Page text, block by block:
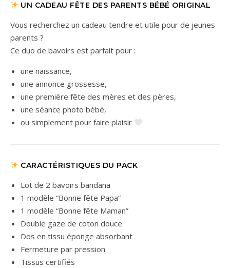
UN CADEAU FÊTE DES PARENTS BÉBÉ ORIGINAL
Vous recherchez un cadeau tendre et utile pour de jeunes
parents ?
Ce duo de bavoirs est parfait pour :
une naissance,
une annonce grossesse,
une première fête des mères et des pères,
une séance photo bébé,
ou simplement pour faire plaisir
CARACTÉRISTIQUES DU PACK
Lot de 2 bavoirs bandana
1 modèle “Bonne fête Papa”
1 modèle “Bonne fête Maman”
Double gaze de coton douce
Dos en tissu éponge absorbant
Fermeture par pression
Tissus certifiés